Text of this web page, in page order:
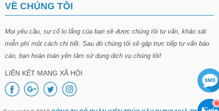
VỀ CHÚNG TÔI
Mọi yêu cầu, sự cố lo lắng của bạn sẽ được chúng tôi tư vấn, khảo sát
miễn phí một cách chi tiết. Sau đó chúng tôi sẽ gặp trực tiếp tư vấn báo
cáo, bạn hoàn toàn yên tâm sử dụng dịch vụ chúng tôi!
LIÊN KẾT MẠNG XÃ HỘI